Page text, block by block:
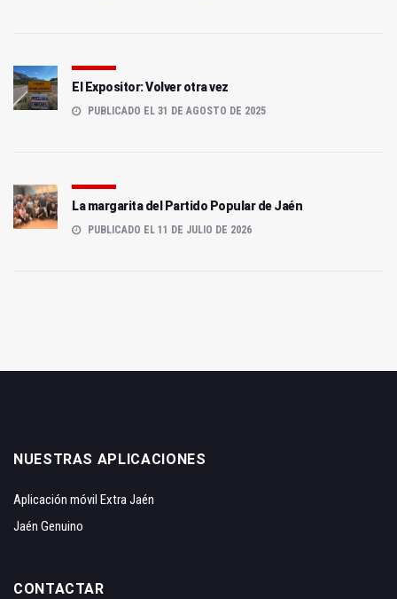
El Expositor: Volver otra vez
PUBLICADO EL 31 DE AGOSTO DE 2025
La margarita del Partido Popular de Jaén
PUBLICADO EL 11 DE JULIO DE 2026
NUESTRAS APLICACIONES
Aplicación móvil Extra Jaén
Jaén Genuino
CONTACTAR